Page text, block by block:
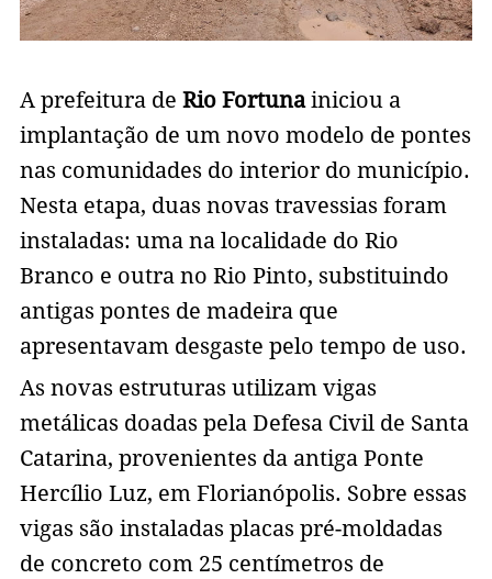
A prefeitura de Rio Fortunainiciou a
implantação de um novo modelo de pontes
nas comunidades do interior do município.
Nesta etapa, duas novas travessias foram
instaladas: uma na localidade do Rio
Branco e outra no Rio Pinto, substituindo
antigas pontes de madeira que
apresentavam desgaste pelo tempo de uso.
As novas estruturas utilizam vigas
metálicas doadas pela Defesa Civil de Santa
Catarina, provenientes da antiga Ponte
Hercílio Luz, em Florianópolis. Sobre essas
vigas são instaladas placas pré-moldadas
de concreto com 25 centímetros de